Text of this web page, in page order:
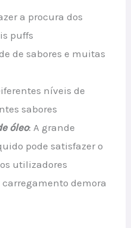
a procura dos
puffs
de sabores e muitas
níveis de
sabores
óleo: A grande
pode satisfazer o
utilizadores
carregamento demora